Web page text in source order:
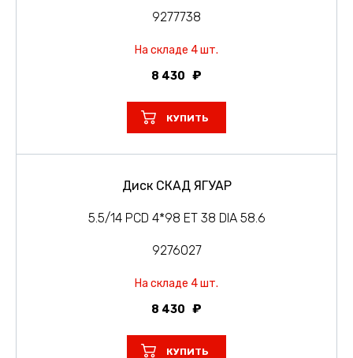
9277738
На складе 4 шт.
8 430
КУПИТЬ
Диск СКАД ЯГУАР
5.5/14 PCD 4*98 ET 38 DIA 58.6
9276027
На складе 4 шт.
8 430
КУПИТЬ